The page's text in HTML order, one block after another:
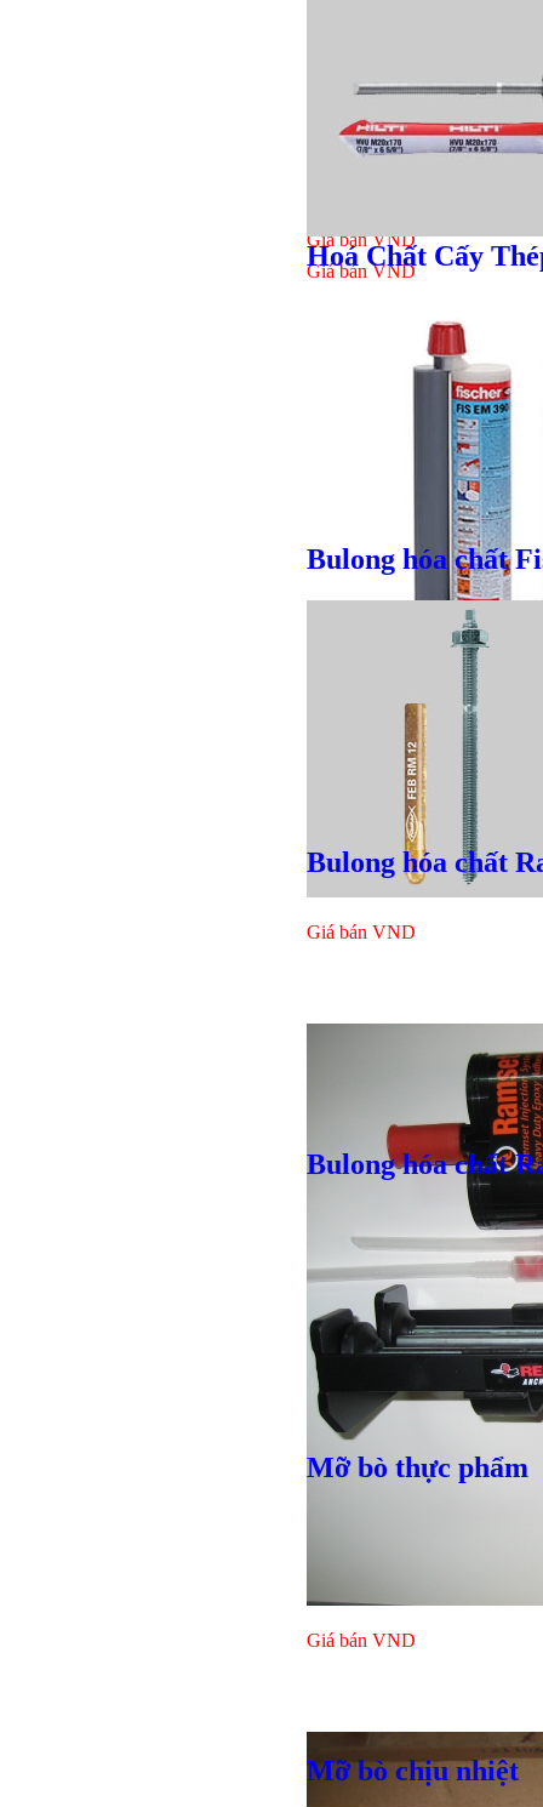
Bulong
Bulong
Giá bánVND
Giá bánVND
Hoá Chất Cấy
Bulong hóa chất
Giá bán VND
Bulong hóa chất
Giá bán VND
Bulong hóa chất
Mỡ bò thực phẩm
Mỡ bò chịu nhiệt